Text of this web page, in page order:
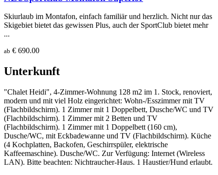
Skiurlaub im Montafon, einfach familiär und herzlich. Nicht nur das
Skigebiet bietet das gewissen Plus, auch der SportClub bietet mehr
...
ab € 690.00
Unterkunft
"Chalet Heidi", 4-Zimmer-Wohnung 128 m2 im 1. Stock, renoviert,
modern und mit viel Holz eingerichtet: Wohn-/Esszimmer mit TV
(Flachbildschirm). 1 Zimmer mit 1 Doppelbett, Dusche/WC und TV
(Flachbildschirm). 1 Zimmer mit 2 Betten und TV
(Flachbildschirm). 1 Zimmer mit 1 Doppelbett (160 cm),
Dusche/WC, mit Eckbadewanne und TV (Flachbildschirm). Küche
(4 Kochplatten, Backofen, Geschirrspüler, elektrische
Kaffeemaschine). Dusche/WC. Zur Verfügung: Internet (Wireless
LAN). Bitte beachten: Nichtraucher-Haus. 1 Haustier/Hund erlaubt.